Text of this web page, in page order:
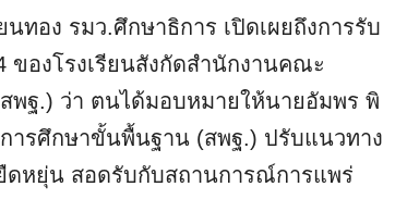
ทอง รมว.ศึกษาธิการ เปิดเผยถึงการรับ
ของโรงเรียนสังกัดสำนักงานคณะ
พฐ.) ว่า ตนได้มอบหมายให้นายอัมพร พิ
ารศึกษาขั้นพื้นฐาน (สพฐ.) ปรับแนวทาง
ดหยุ่น สอดรับกับสถานการณ์การแพร่